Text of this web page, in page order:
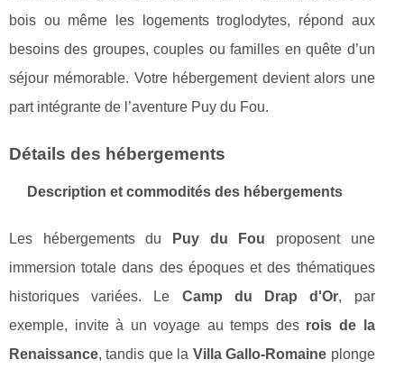
bois ou même les logements troglodytes, répond aux
besoins des groupes, couples ou familles en quête d’un
séjour mémorable. Votre hébergement devient alors une
part intégrante de l’aventure Puy du Fou.
Détails des hébergements
Description et commodités des hébergements
Les hébergements du Puy du Fou proposent une
immersion totale dans des époques et des thématiques
historiques variées. Le Camp du Drap d'Or, par
exemple, invite à un voyage au temps des rois de la
Renaissance, tandis que la Villa Gallo-Romaine plonge